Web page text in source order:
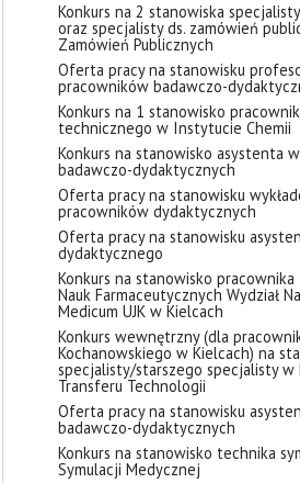
Konkurs na 2 stanowiska
oraz specjalisty ds. zamówień
Zamówień Publicznych
Oferta pracy na stanowisku
pracowników badawczo-
Konkurs na 1 stanowisko
technicznego w Instytucie Chemii
Konkurs na stanowisko asystenta
badawczo-dydaktycznych
Oferta pracy na stanowisku
pracowników dydaktycznych
Oferta pracy na stanowisku
dydaktycznego
Konkurs na stanowisko
Nauk Farmaceutycznych Wydział
Medicum UJK w Kielcach
Konkurs wewnętrzny (dla
Kochanowskiego w Kielcach) na
specjalisty/starszego specjalisty w
Transferu Technologii
Oferta pracy na stanowisku
badawczo-dydaktycznych
Konkurs na stanowisko technika
Symulacji Medycznej